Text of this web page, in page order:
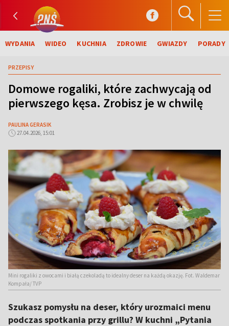
WYDANIA WIDEO KUCHNIA ZDROWIE GWIAZDY PORADY
PRZEPISY
Domowe rogaliki, które zachwycają od
pierwszego kęsa. Zrobisz je w chwilę
PAULINA GERASIK
27.04.2026, 15:01
Mini rogaliki z owocami i białą czekoladą to idealny deser na każdą okazję. Fot. Waldemar
Kompała/ TVP
Szukasz pomysłu na deser, który urozmaici menu
podczas spotkania przy grillu? W kuchni „Pytania